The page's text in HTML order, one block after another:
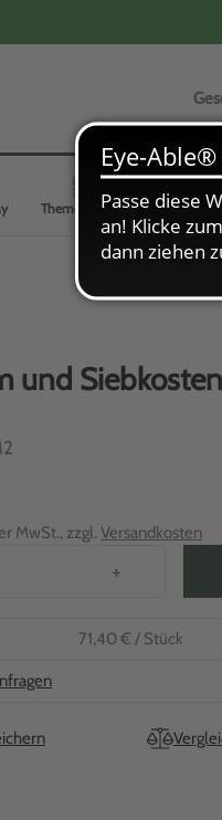
Themenwelten
und
MwSt., zzgl. Versandkosten
+
71,40 € / Stück